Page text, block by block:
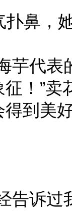
鼻，
芋代表
！”卖
到美
告诉过